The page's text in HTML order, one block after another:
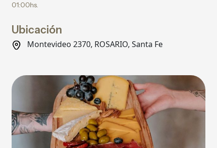
01:00hs.
Ubicación
Montevideo 2370, ROSARIO, Santa Fe